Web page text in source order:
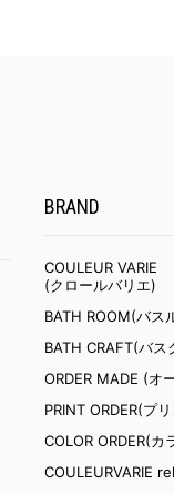
BRAND
COULEUR VARIE
(クロールバリエ)
BATH ROOM(バス
BATH CRAFT(バス
ORDER MADE (オ
PRINT ORDER(プ
COLOR ORDER(カ
COULEURVARIE